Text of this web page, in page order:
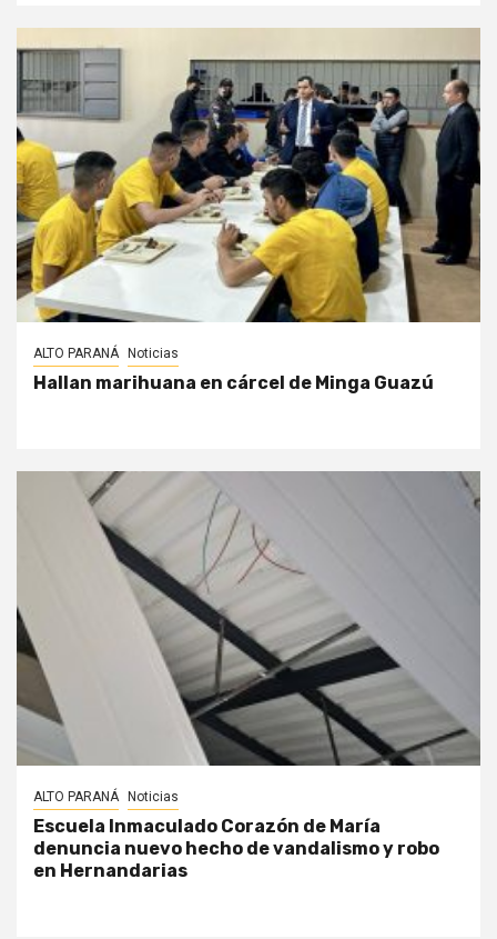
ALTO PARANÁ Noticias
Hallan marihuana en cárcel de Minga Guazú
ALTO PARANÁ Noticias
Escuela Inmaculado Corazón de María
denuncia nuevo hecho de vandalismo y robo
en Hernandarias